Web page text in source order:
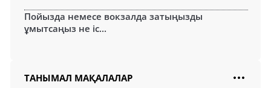
Пойызда немесе вокзалда затыңызды
ұмытсаңыз не іс...
ТАНЫМАЛ МАҚАЛАЛАР